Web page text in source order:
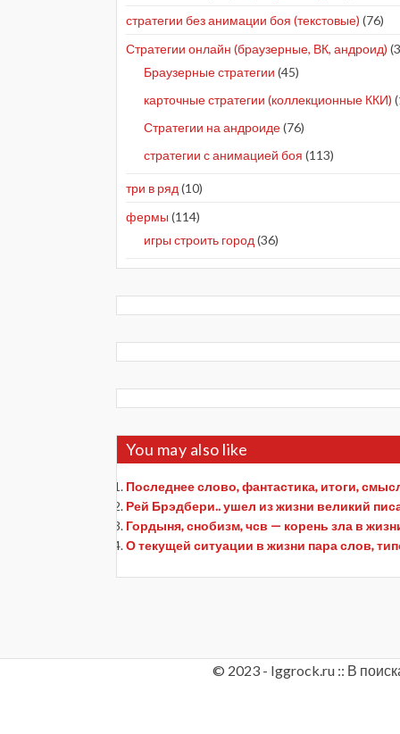
стратегии без анимации боя (текстовые) (76)
Стратегии онлайн (браузерные, ВК, андроид)
Браузерные стратегии (45)
карточные стратегии (коллекционные ККИ)
Стратегии на андроиде(76)
стратегии с анимацией боя (113)
три в ряд (10)
фермы (114)
игры строить город (36)
You may also like
Последнее слово, фантастика, итоги,
Рей Брэдбери.. ушел из жизни великий
Гордыня, снобизм, чсв — корень зла в
О текущей ситуации в жизни пара слов,
© 2023 - Iggrock.ru :: В